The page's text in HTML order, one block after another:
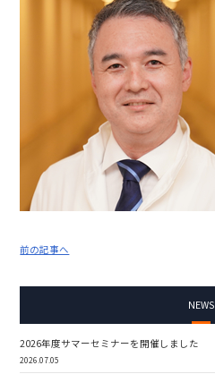
前の記事へ
NEWS
2026年度サマーセミナーを開催しました
2026.07.05